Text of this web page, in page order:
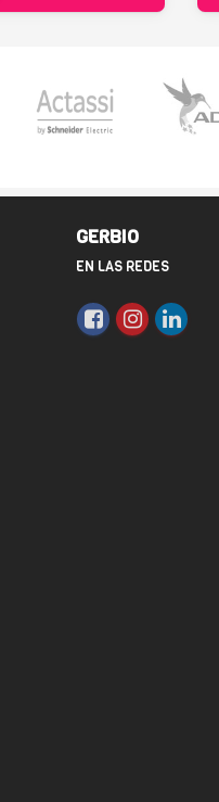
GERBIO
EN LAS REDES